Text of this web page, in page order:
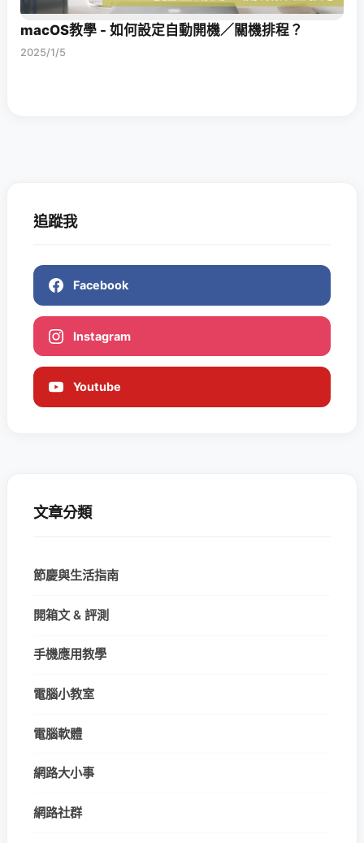
macOS教學 - 如何設定自動開機／關機排程？
2025/1/5
追蹤我
Facebook
Instagram
Youtube
文章分類
節慶與生活指南
開箱文 & 評測
手機應用教學
電腦小教室
電腦軟體
網路大小事
網路社群